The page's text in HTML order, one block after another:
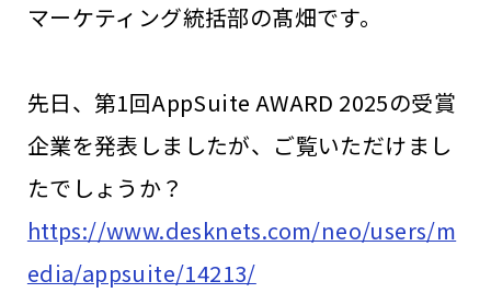
マーケティング統括部の髙畑です。
先日、第1回AppSuite AWARD 2025の受賞
企業を発表しましたが、ご覧いただけまし
たでしょうか？
https://www.desknets.com/neo/users/m
edia/appsuite/14213/